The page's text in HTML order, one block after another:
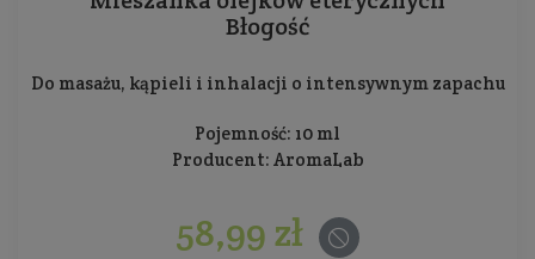
Błogość
Do masażu, kąpieli i inhalacji o intensywnym zapachu
Pojemność: 10 ml
Producent: AromaLab
58,99 zł